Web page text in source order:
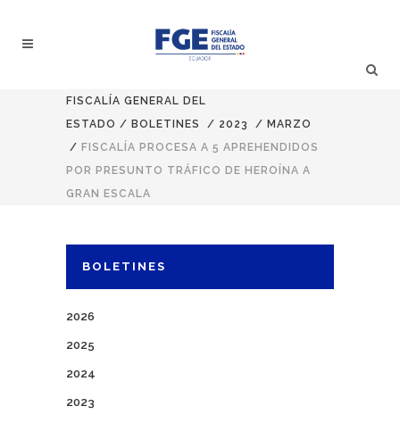
FISCALÍA GENERAL DEL
ESTADO / BOLETINES / 2023 / MARZO
/ FISCALÍA PROCESA A 5 APREHENDIDOS
POR PRESUNTO TRÁFICO DE HEROÍNA A
GRAN ESCALA
BOLETINES
2026
2025
2024
2023